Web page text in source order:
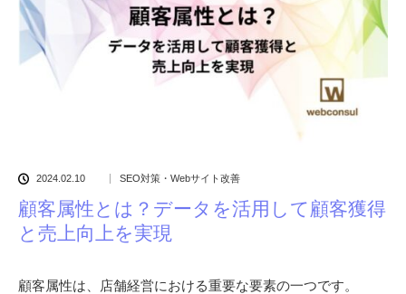
2024.02.10 SEO対策・Webサイト改善
顧客属性とは？データを活用して顧客獲得
と売上向上を実現
顧客属性は、店舗経営における重要な要素の一つです。